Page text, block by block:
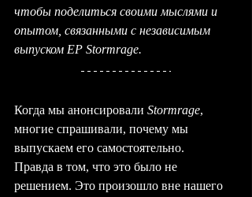
чтобы поделиться своими мыслями и
опытом, связанными с независимым
выпуском EP Stormrage.
Когда мы анонсировали Stormrage,
многие спрашивали, почему мы
выпускаем его самостоятельно.
Правда в том, что это было не
решением. Это произошло вне нашего